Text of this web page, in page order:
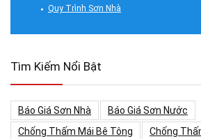
Quy Trình Sơn Nhà
Tìm Kiếm Nổi Bật
Báo Giá Sơn Nhà
Báo Giá Sơn Nước
Chống Thấm Mái Bê Tông
Chống